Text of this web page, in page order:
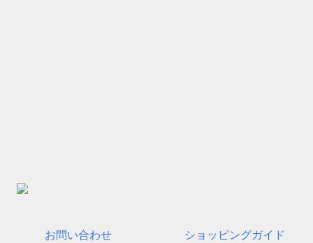
お問い合わせ ショッピングガイド